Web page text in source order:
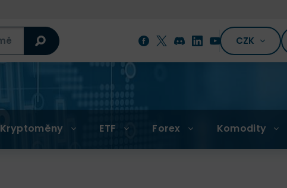
CZK
Kryptoměny ETF Forex Komodity